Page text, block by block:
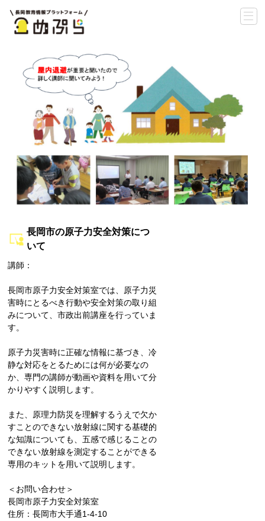
長岡市の原子力安全対策につ
いて
講師：
長岡市原子力安全対策室では、原子力災
害時にとるべき行動や安全対策の取り組
みについて、市政出前講座を行っていま
す。
原子力災害時に正確な情報に基づき、冷
静な対応をとるためには何が必要なの
か、専門の講師が動画や資料を用いて分
かりやすく説明します。
また、原理力防災を理解するうえで欠か
すことのできない放射線に関する基礎的
な知識についても、五感で感じることの
できない放射線を測定することができる
専用のキットを用いて説明します。
＜お問い合わせ＞
長岡市原子力安全対策室
住所：長岡市大手通1-4-10